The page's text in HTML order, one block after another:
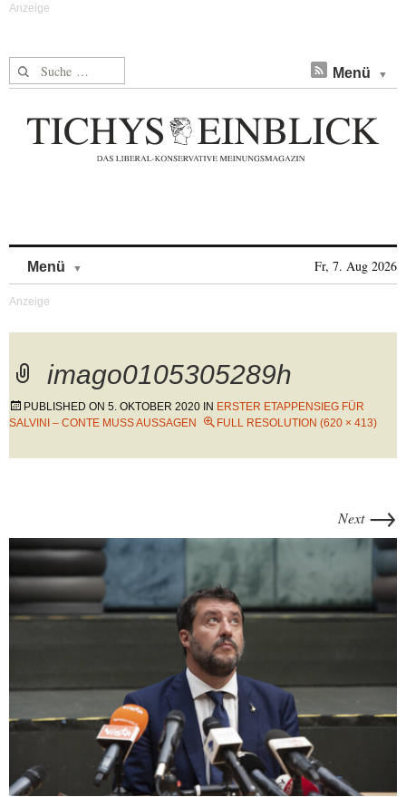
Suche nach: Menü
Menü Fr, 7. Aug 2026
imago0105305289h
PUBLISHED ON 5. OKTOBER 2020 IN ERSTER ETAPPENSIEG FÜR
SALVINI – CONTE MUSS AUSSAGEN
FULL RESOLUTION (620 × 413)
Next →